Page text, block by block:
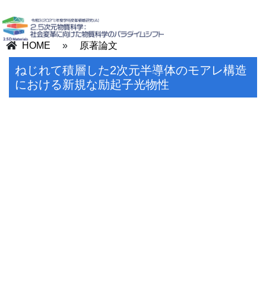
HOME » 原著論文
ねじれて積層した2次元半導体のモアレ構造
における新規な励起子光物性